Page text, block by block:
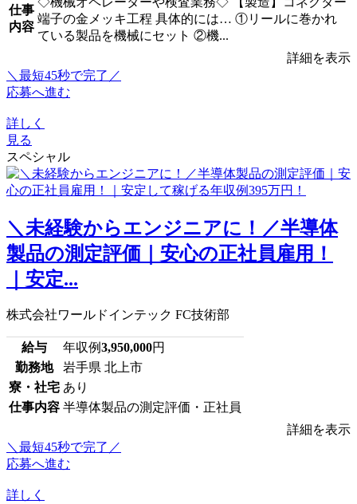
仕事
内容
端子の金メッキ工程 具体的には… ①リールに巻かれ
ている製品を機械にセット ②機...
詳細を表示
＼最短45秒で完了／
応募へ進む
詳しく
見る
スペシャル
＼未経験からエンジニアに！／半導体
製品の測定評価｜安心の正社員雇用！
｜安定...
株式会社ワールドインテック FC技術部
給与 年収例3,950,000円
勤務地
岩手県 北上市
寮・社宅 あり
仕事内容 半導体製品の測定評価・正社員
詳細を表示
＼最短45秒で完了／
応募へ進む
詳しく